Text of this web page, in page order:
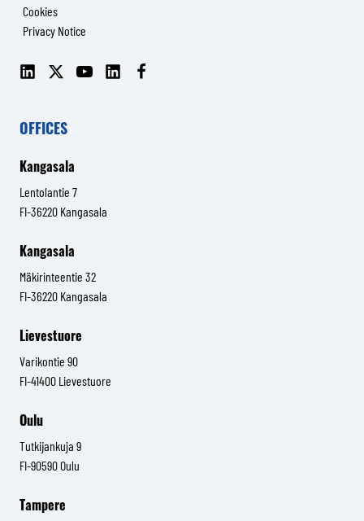
Cookies
Privacy Notice
LinkedIn YouTube LinkedIn
OFFICES
Kangasala
Lentolantie 7
FI-36220 Kangasala
Kangasala
Mäkirinteentie 32
FI-36220 Kangasala
Lievestuore
Varikontie 90
FI-41400 Lievestuore
Oulu
Tutkijankuja 9
FI-90590 Oulu
Tampere